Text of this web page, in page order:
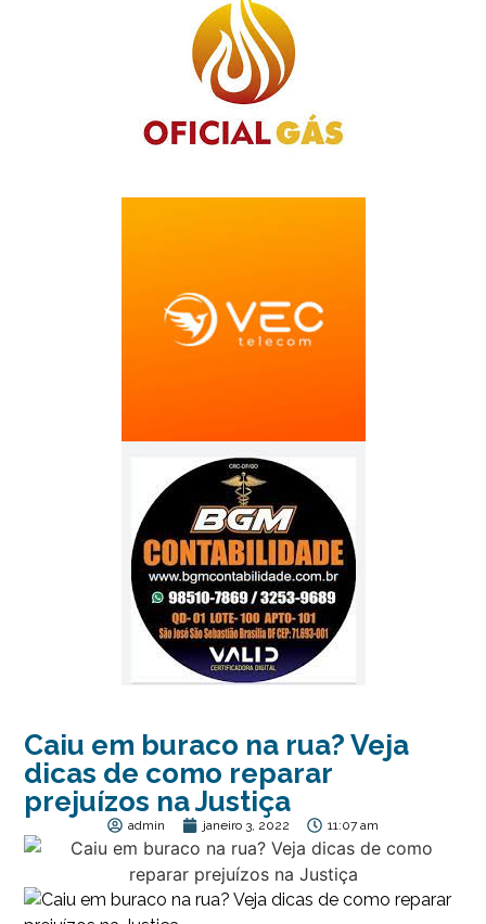
Caiu em buraco na rua? Veja
dicas de como reparar
prejuízos na Justiça
admin janeiro 3, 2022 11:07 am